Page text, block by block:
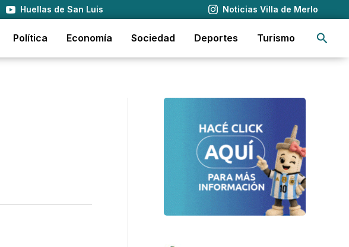
Huellas de San Luis Noticias Villa de Merlo
Política Economía Sociedad Deportes Turismo